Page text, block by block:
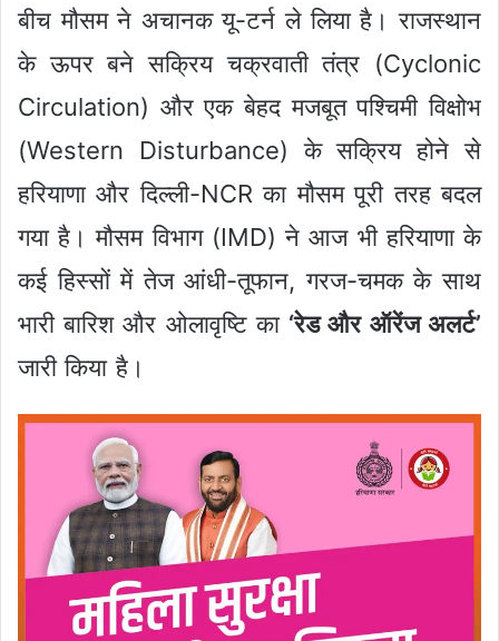
बीच मौसम ने अचानक यू-टर्न ले लिया है। राजस्थान
के ऊपर बने सक्रिय चक्रवाती तंत्र (Cyclonic
Circulation) और एक बेहद मजबूत पश्चिमी विक्षोभ
(Western Disturbance) के सक्रिय होने से
हरियाणा और दिल्ली-NCR का मौसम पूरी तरह बदल
गया है। मौसम विभाग (IMD) ने आज भी हरियाणा के
कई हिस्सों में तेज आंधी-तूफान, गरज-चमक के साथ
भारी बारिश और ओलावृष्टि का ‘रेड और ऑरेंज अलर्ट’
जारी किया है।